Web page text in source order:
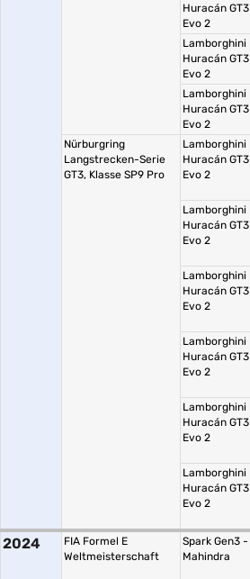
Huracán GT3
Evo 2
Lamborghini
Huracán GT3
Evo 2
Lamborghini
Huracán GT3
Evo 2
Nürburgring
Langstrecken-Serie
GT3, Klasse SP9 Pro
Lamborghini
Huracán GT3
Evo 2
Lamborghini
Huracán GT3
Evo 2
Lamborghini
Huracán GT3
Evo 2
Lamborghini
Huracán GT3
Evo 2
Lamborghini
Huracán GT3
Evo 2
Lamborghini
Huracán GT3
Evo 2
2024
FIA Formel E
Weltmeisterschaft
Spark Gen3 -
Mahindra